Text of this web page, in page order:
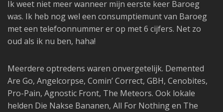
Ik weet niet meer wanneer mijn eerste keer Baroeg
was. Ik heb nog wel een consumptiemunt van Baroeg
met een telefoonnummer er op met 6 cijfers. Net zo
oud als ik nu ben, haha!
Meerdere optredens waren onvergetelijk. Demented
Are Go, Angelcorpse, Comin’ Correct, GBH, Cenobites,
Pro-Pain, Agnostic Front, The Meteors. Ook lokale
helden Die Nakse Bananen, All For Nothing en The